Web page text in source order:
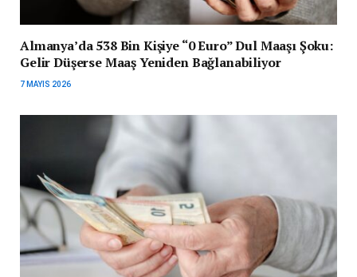
Almanya’da 538 Bin Kişiye “0 Euro” Dul Maaşı Şoku:
Gelir Düşerse Maaş Yeniden Bağlanabiliyor
7 MAYIS 2026